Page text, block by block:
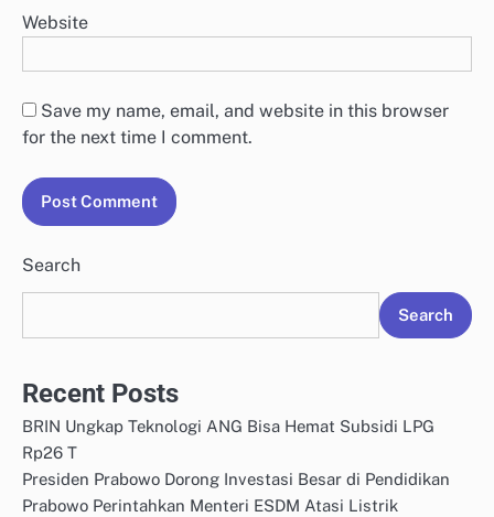
Website
Save my name, email, and website in this browser
for the next time I comment.
Search
Search
Recent Posts
BRIN Ungkap Teknologi ANG Bisa Hemat Subsidi LPG
Rp26 T
Presiden Prabowo Dorong Investasi Besar di Pendidikan
Prabowo Perintahkan Menteri ESDM Atasi Listrik